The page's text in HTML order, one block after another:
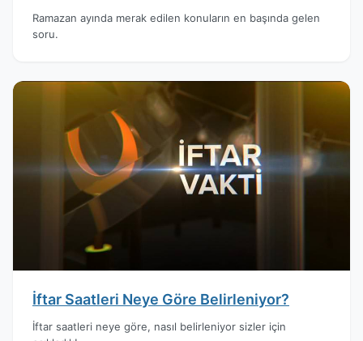
Ramazan ayında merak edilen konuların en başında gelen
soru.
İftar Saatleri Neye Göre Belirleniyor?
İftar saatleri neye göre, nasıl belirleniyor sizler için